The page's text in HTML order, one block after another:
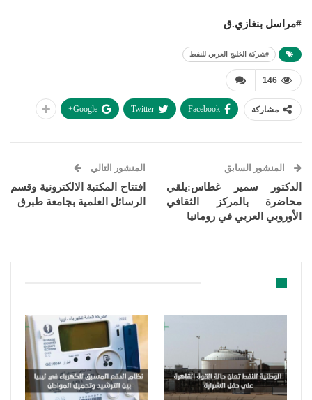
#مراسل بنغازي.ق
#شركة الخليج العربي للنفط
146
مشاركة Facebook
Twitter
Google+
المنشور السابق
الدكتور سمير غطاس:يلقي
محاضرة بالمركز الثقافي
الأوروبي العربي في رومانيا
المنشور التالي
افتتاح المكتبة الالكترونية وقسم
الرسائل العلمية بجامعة طبرق